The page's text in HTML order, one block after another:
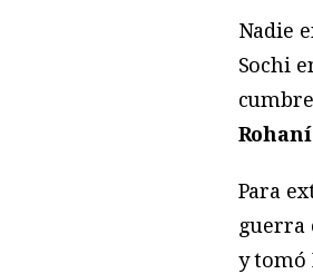
Nadie
Sochi
Rohaní
Para
guerra
y tomó